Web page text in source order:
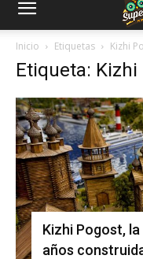
Inicio Etiquetas Kizhi
Etiqueta: Kizhi
Kizhi Pogost,
años